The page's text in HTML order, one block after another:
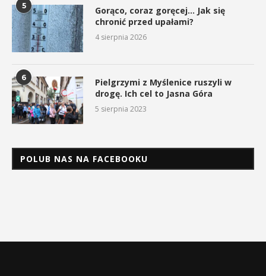
5
Gorąco, coraz goręcej… Jak się
chronić przed upałami?
4 sierpnia 2026
6
Pielgrzymi z Myślenice ruszyli w
drogę. Ich cel to Jasna Góra
5 sierpnia 2023
POLUB NAS NA FACEBOOKU